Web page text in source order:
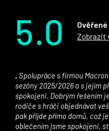
5.0
Zobrazit
sezóny 2025/2026 a s jejím
spokojeni. Dobrým řešením
rodiče s hráči objednávat
pak přijde přímo domů, což
oblečením jsme spokojeni,